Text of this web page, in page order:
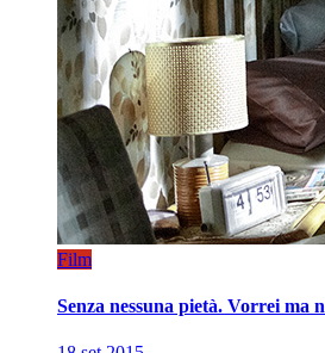
Film
Senza nessuna pietà. Vorrei ma